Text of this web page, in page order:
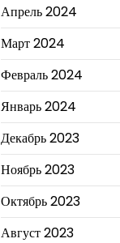
Апрель 2024
Март 2024
Февраль 2024
Январь 2024
Декабрь 2023
Ноябрь 2023
Октябрь 2023
Август 2023